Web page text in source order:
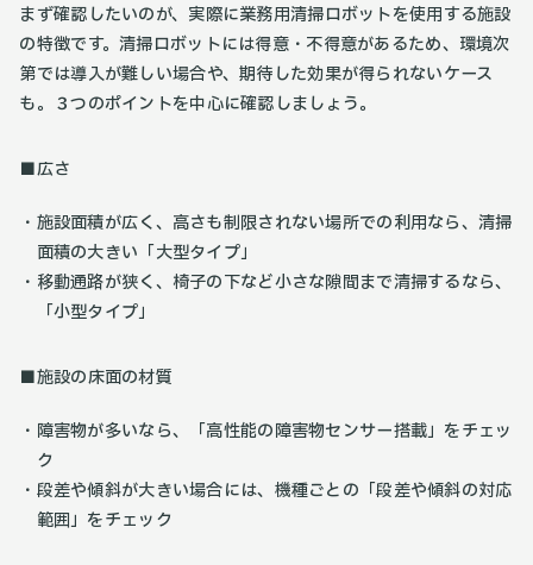
まず確認したいのが、実際に業務用清掃ロボットを使用する施設
の特徴です。清掃ロボットには得意・不得意があるため、環境次
第では導入が難しい場合や、期待した効果が得られないケース
も。３つのポイントを中心に確認しましょう。
■広さ
施設面積が広く、高さも制限されない場所での利用なら、清掃
面積の大きい「大型タイプ」
移動通路が狭く、椅子の下など小さな隙間まで清掃するなら、
「小型タイプ」
■施設の床面の材質
障害物が多いなら、「高性能の障害物センサー搭載」をチェッ
ク
段差や傾斜が大きい場合には、機種ごとの「段差や傾斜の対応
範囲」をチェック